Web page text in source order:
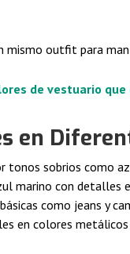
mismo outfit para
de vestuario
en
tonos sobrios como
marino con detalles
como jeans y
en colores